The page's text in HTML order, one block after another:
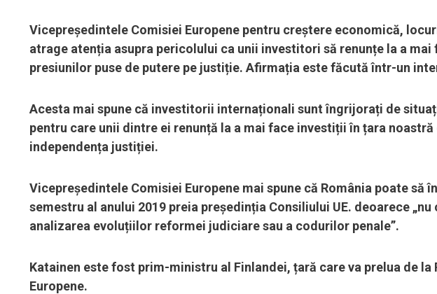
Vicepreședintele Comisiei Europene pentru creștere economică,
atrage atenția asupra pericolului ca unii investitori să renunțe la a
presiunilor puse de putere pe justiție. Afirmația este făcută într-un
Acesta mai spune că investitorii internaționali sunt îngrijorați de
pentru care unii dintre ei renunță la a mai face investiții în țara
independența justiției.
Vicepreședintele Comisiei Europene mai spune că România poate să
semestru al anului 2019 preia președinția Consiliului UE. deoarece
analizarea evoluțiilor reformei judiciare sau a codurilor penale”.
Katainen este fost prim-ministru al Finlandei, țară care va prelua de
Europene.